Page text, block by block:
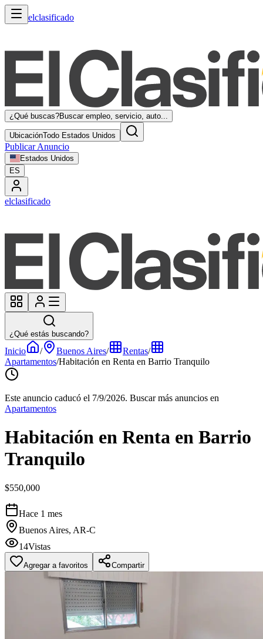
elclasificado
¿Qué buscas?Buscar empleo, servicio, auto...
UbicaciónTodo Estados Unidos
Publicar Anuncio
Estados Unidos
ES
elclasificado
¿Qué estás buscando?
Inicio / Buenos Aires/ Rentas/
Apartamentos/Habitación en Renta en Barrio Tranquilo
Este anuncio caducó el 7/9/2026. Buscar más anuncios en
Apartamentos
Habitación en Renta en Barrio
Tranquilo
$550,000
Hace 1 mes
Buenos Aires, AR-C
14Vistas
Agregar a favoritos Compartir